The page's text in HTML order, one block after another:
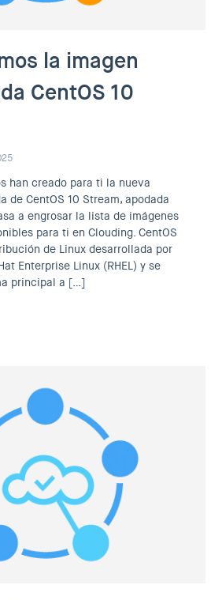
la imagen
CentOS 10
han creado para ti la nueva
de CentOS 10 Stream, apodada
a engrosar la lista de imágenes
para ti en Clouding. CentOS
de Linux desarrollada por
Enterprise Linux (RHEL) y se
principal a […]